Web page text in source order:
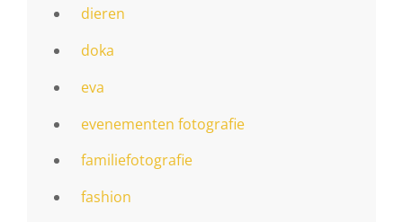
dieren
doka
eva
evenementen fotografie
familiefotografie
fashion